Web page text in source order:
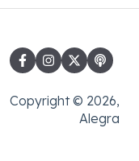
Copyright © 2026,
Alegra